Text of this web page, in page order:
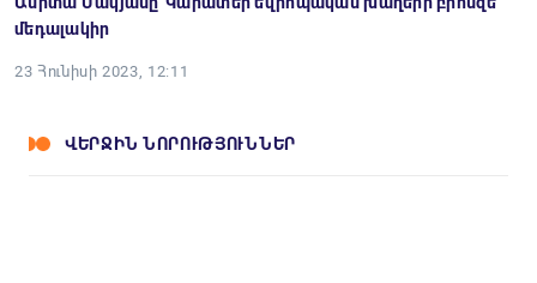
մեդալակիր
23 Հունիսի 2023, 12:11
ՎԵՐՋԻՆ ՆՈՐՈՒԹՅՈՒՆՆԵՐ